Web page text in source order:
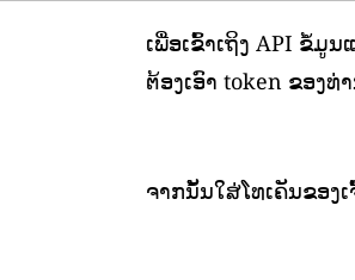
ເພື່ອເຂົ້າເຖິງ API ຂໍ້ມູ
ຕ້ອງເອົາ token ຂອງທ່
ຈາກນັ້ນໃສ່ໂທເຄັນຂອງ